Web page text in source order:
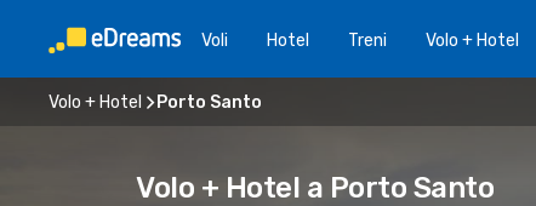
Voli Hotel Treni Volo + Hotel
Volo + Hotel Porto Santo
Volo + Hotel a Porto Santo